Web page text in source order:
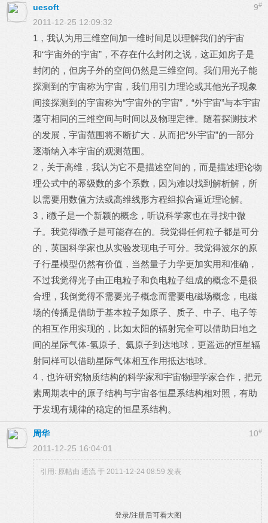
9#
uesoft
2011-12-25 12:09:32
1，我认为用三维空间加一维时间足以理解我们的宇宙
和“宇宙外的宇宙”，不存在什么封闭之说，这正如房子是
封闭的，但房子外的空间仍然是三维空间。我们用光子能
探测到的宇宙称为宇宙，我们用引力理论或其他光子现象
间接探测到的宇宙称为“宇宙外的宇宙”，“外宇宙”与本宇宙
遵守相同的三维空间与时间以及物理定律。随着探测技术
的发展，宇宙范围将不断扩大，从而把“外宇宙”的一部分
逐渐纳入本宇宙的观测范围。
2，关于高维，我认为它不是描述空间的，而是描述理论物
理公式中的幂级数的多个系数，因为难以找到解析解，所
以需要用数值方法或高维线形方程组拟合逼近理论解。
3，i微子是一个新颖的概念，听说科学家也在寻找中微
子。我觉得i微子是可能存在的。我觉得任何粒子都是可分
的，英国科学家也从实验发现电子可分。我觉得波尔的原
子行星模型仍然有价值，当然量子力学更加实用和准确，
不过我觉得光子由正电粒子和负电粒子组成的概念不是很
合理，我倒觉得不需要光子概念而需要电磁场概念，电磁
场的传播是借助于基本粒子如原子、质子、中子、电子等
的相互作用实现的，比如太阳的辐射完全可以借助日地之
间的星际气体-氢原子、氦原子到达地球，更遥远的恒星辐
射同样可以借助星际气体相互作用抵达地球。
4，也许研究物质结构的科学家和宇宙物理学家合作，把元
素周期表中的原子结构与宇宙各恒星系结构相对照，有助
于发现有规律的稳定的恒星系结构。
10#
周华
2011-12-25 16:04:01
引用: 原帖由 通流 于 2011-12-24 08:59 发表
登录/注册后可看大图